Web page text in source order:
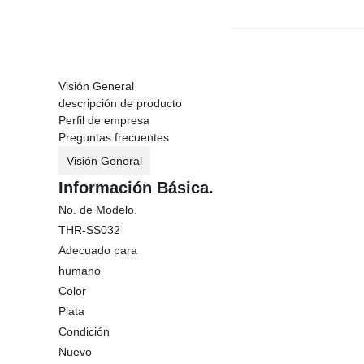
Visión General
descripción de producto
Perfil de empresa
Preguntas frecuentes
Visión General
Información Básica.
No. de Modelo.
THR-SS032
Adecuado para
humano
Color
Plata
Condición
Nuevo